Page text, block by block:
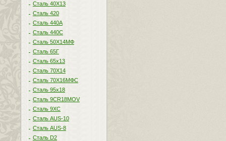
Сталь 40Х13
Сталь 420
Сталь 440A
Сталь 440С
Сталь 50Х14МФ
Сталь 65Г
Сталь 65х13
Сталь 70Х14
Сталь 70Х16МФС
Сталь 95х18
Сталь 9CR18MOV
Сталь 9ХС
Сталь AUS-10
Сталь AUS-8
Сталь D2